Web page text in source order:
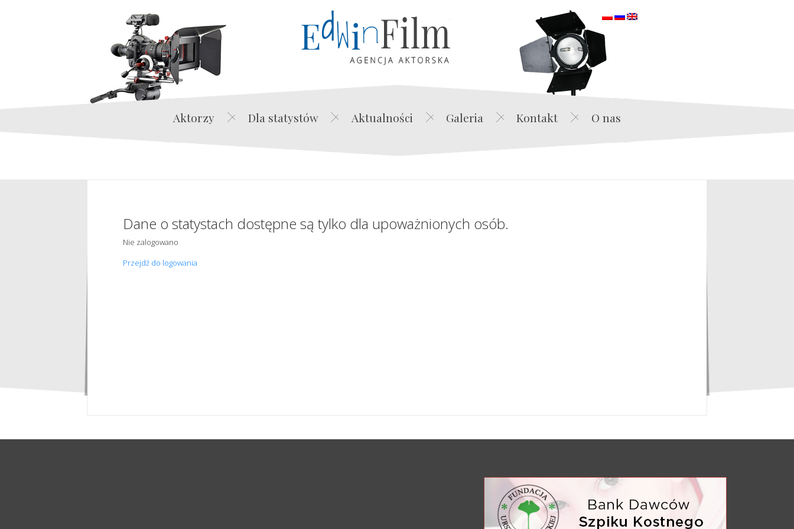
Edwin Film Agencja Aktorska
Aktorzy Dla statystów Aktualności Galeria Kontakt O nas
Dane o statystach dostępne są tylko dla upoważnionych osób.
Nie zalogowano
Przejdź do logowania